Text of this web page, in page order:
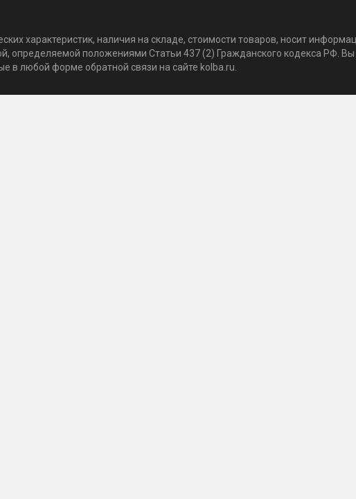
характеристик, наличия на складе, стоимости товаров, носит
определяемой положениями Статьи 437 (2) Гражданского кодекса РФ.
в любой форме обратной связи на сайте kolba.ru.